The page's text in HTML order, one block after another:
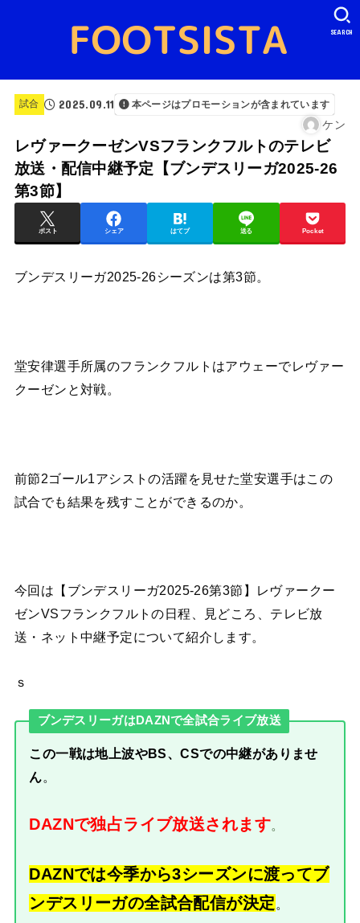
SEARCH
試合 2025.09.11 本ページはプロモーションが含まれています
ケン
レヴァークーゼンVSフランクフルトのテレビ
放送・配信中継予定【ブンデスリーガ2025-26
第3節】
ポスト シェア はてブ 送る Pocket
ブンデスリーガ2025-26シーズンは第3節。
堂安律選手所属のフランクフルトはアウェーでレヴァー
クーゼンと対戦。
前節2ゴール1アシストの活躍を見せた堂安選手はこの
試合でも結果を残すことができるのか。
今回は【ブンデスリーガ2025-26第3節】レヴァークー
ゼンVSフランクフルトの日程、見どころ、テレビ放
送・ネット中継予定について紹介します。
ｓ
ブンデスリーガはDAZNで全試合ライブ放送
この一戦は地上波やBS、CSでの中継がありませ
ん
DAZNで独占ライブ放送されます。
DAZNでは今季から3シーズンに渡ってブ
ンデスリーガの全試合配信が決定 。